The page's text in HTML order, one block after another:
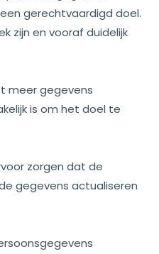
gerechtvaardigd doel.
zijn en vooraf duidelijk
meer gegevens
is om het doel te
zorgen dat de
gegevens actualiseren